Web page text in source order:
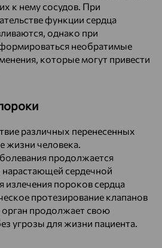
к нему сосудов. При
функции сердца
однако при
необратимые
которые могут привести
различных перенесенных
жизни человека.
продолжается
сердечной
излечения пороков сердца
протезирование клапанов
орган продолжает свою
угрозы для жизни пациента.